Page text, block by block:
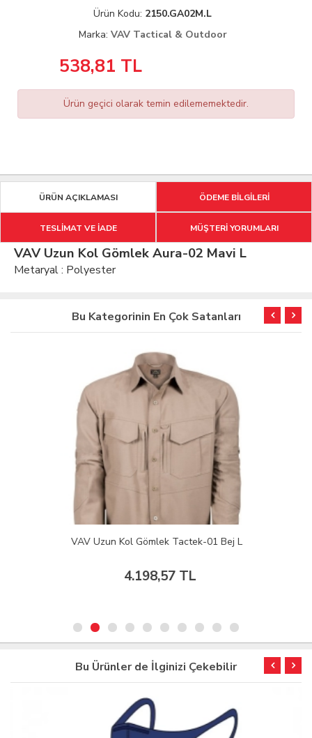
Ürün Kodu: 2150.GA02M.L
Marka: VAV Tactical & Outdoor
538,81 TL
Ürün geçici olarak temin edilememektedir.
ÜRÜN AÇIKLAMASI ÖDEME BİLGİLERİ
TESLİMAT VE İADE MÜŞTERİ YORUMLARI
VAV Uzun Kol Gömlek Aura-02 Mavi L
Metaryal : Polyester
Bu Kategorinin En Çok Satanları
VAV Uzun Kol Gömlek Tactek-01 Bej L
4.198,57 TL
Bu Ürünler de İlginizi Çekebilir